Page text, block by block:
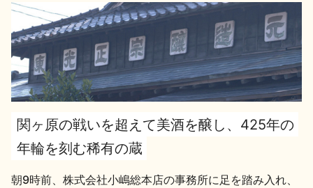
蔵元紀行 地酒カタログ
地酒用語集
関ヶ原の戦いを超えて美酒を醸し、425年の
年輪を刻む稀有の蔵
朝9時前、株式会社小嶋総本店の事務所に足を踏み入れ、